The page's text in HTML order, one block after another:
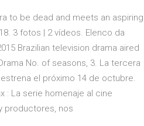
to be dead and meets an aspiring
3 fotos | 2 vídeos. Elenco da
Brazilian television drama aired
No. of seasons, 3. La tercera
el próximo 14 de octubre.
: La serie homenaje al cine
productores, nos